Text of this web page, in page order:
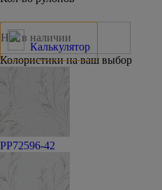
Калькулятор
Нет в наличии
Колористики на ваш выбор
PP72596-42